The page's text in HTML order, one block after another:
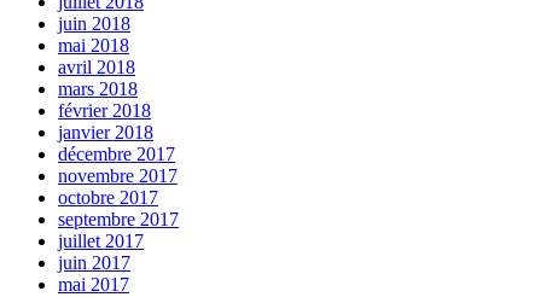
juin 2018
mai 2018
avril 2018
mars 2018
février 2018
janvier 2018
décembre 2017
novembre 2017
octobre 2017
septembre 2017
juillet 2017
juin 2017
mai 2017